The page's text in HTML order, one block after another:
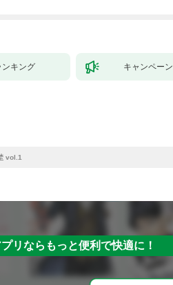
ンキング キャンペーン
vol.1
リならもっと便利で快適に！